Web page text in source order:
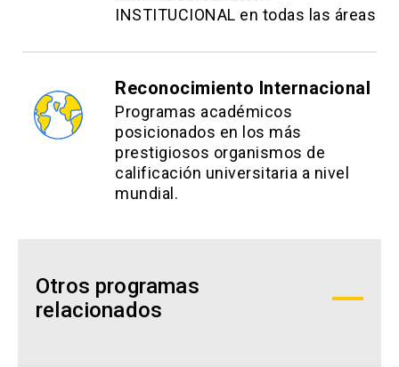
INSTITUCIONAL en todas las áreas
Reconocimiento Internacional
Programas académicos
posicionados en los más
prestigiosos organismos de
calificación universitaria a nivel
mundial.
Otros programas
relacionados